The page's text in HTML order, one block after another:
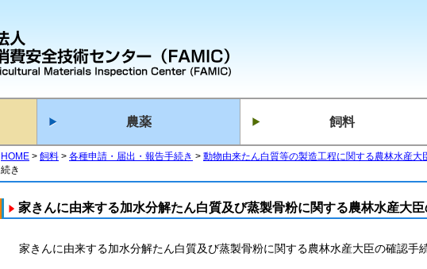
農薬 飼料
HOME 飼料 各種申請・届出・報告手続き 動物由来たん白質等の製造工程に関する農林水産大
続き
家きんに由来する加水分解たん白質及び蒸製骨粉に関する農林水産大
家きんに由来する加水分解たん白質及び蒸製骨粉に関する農林水産大臣の確認手